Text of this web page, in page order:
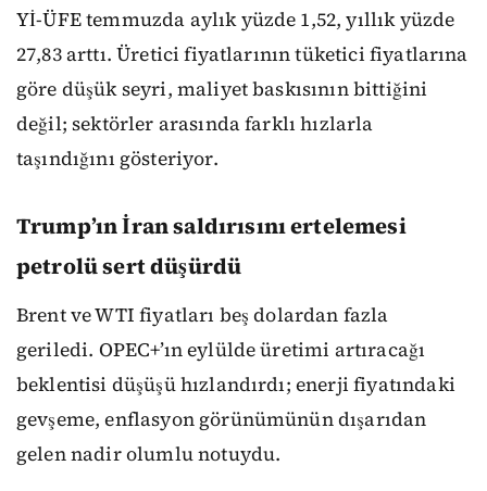
Yİ-ÜFE temmuzda aylık yüzde 1,52, yıllık yüzde
27,83 arttı. Üretici fiyatlarının tüketici fiyatlarına
göre düşük seyri, maliyet baskısının bittiğini
değil; sektörler arasında farklı hızlarla
taşındığını gösteriyor.
Trump’ın İran saldırısını ertelemesi
petrolü sert düşürdü
Brent ve WTI fiyatları beş dolardan fazla
geriledi. OPEC+’ın eylülde üretimi artıracağı
beklentisi düşüşü hızlandırdı; enerji fiyatındaki
gevşeme, enflasyon görünümünün dışarıdan
gelen nadir olumlu notuydu.